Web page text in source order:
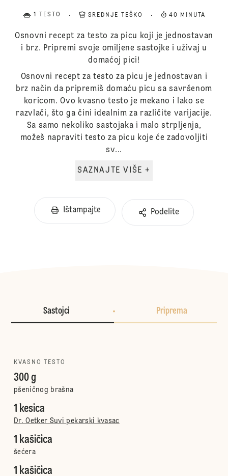
1 TESTO SREDNJE TEŠKO 40 MINUTA
Osnovni recept za testo za picu koji je jednostavan
i brz. Pripremi svoje omiljene sastojke i uživaj u
domaćoj pici!
Osnovni recept za testo za picu je jednostavan i
brz način da pripremiš domaću picu sa savršenom
koricom. Ovo kvasno testo je mekano i lako se
razvlači, što ga čini idealnim za različite varijacije.
Sa samo nekoliko sastojaka i malo strpljenja,
možeš napraviti testo za picu koje će zadovoljiti
sv...
SAZNAJTE VIŠE +
Ištampajte Podelite
Sastojci Priprema
KVASNO TESTO
300 g
pšeničnog brašna
1 kesica
Dr. Oetker Suvi pekarski kvasac
1 kašičica
šećera
1 kašičica